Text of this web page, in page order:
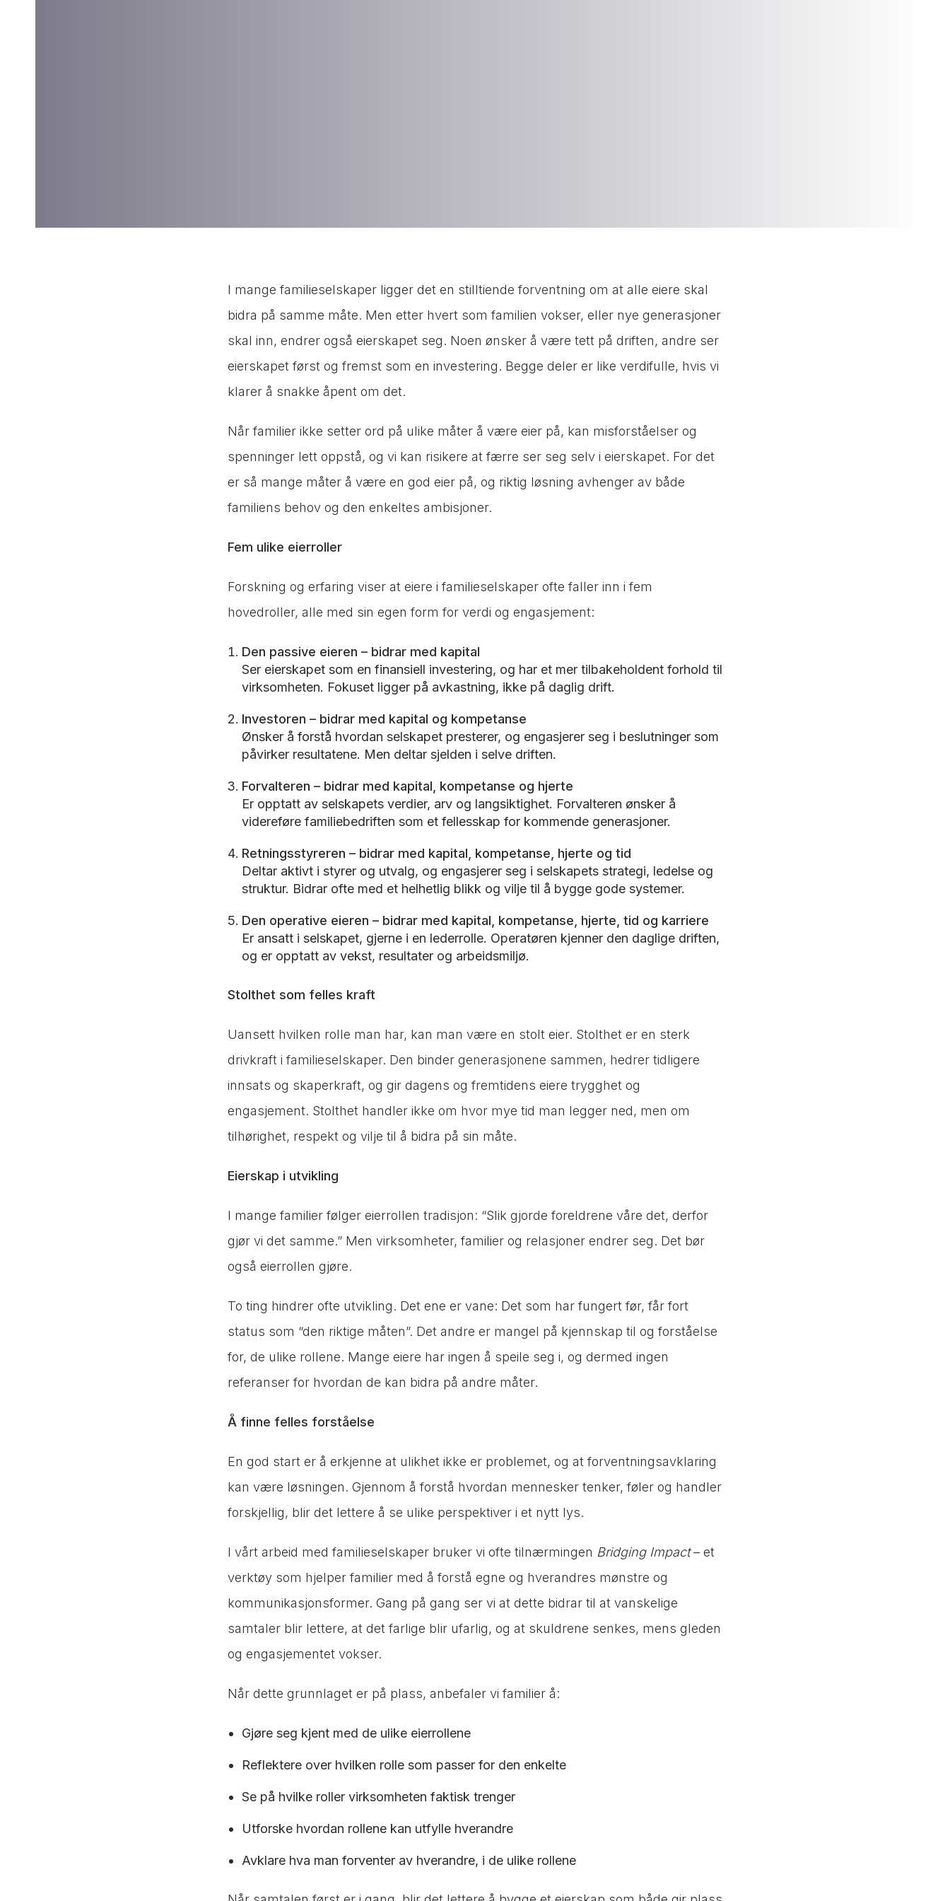
I mange familieselskaper ligger det en stilltiende forventning om at alle eiere skal
bidra på samme måte. Men etter hvert som familien vokser, eller nye generasjoner
skal inn, endrer også eierskapet seg. Noen ønsker å være tett på driften, andre ser
eierskapet først og fremst som en investering. Begge deler er like verdifulle, hvis vi
klarer å snakke åpent om det.
Når familier ikke setter ord på ulike måter å være eier på, kan misforståelser og
spenninger lett oppstå, og vi kan risikere at færre ser seg selv i eierskapet. For det
er så mange måter å være en god eier på, og riktig løsning avhenger av både
familiens behov og den enkeltes ambisjoner.
Fem ulike eierroller
Forskning og erfaring viser at eiere i familieselskaper ofte faller inn i fem
hovedroller, alle med sin egen form for verdi og engasjement:
Den passive eieren – bidrar med kapital
Ser eierskapet som en finansiell investering, og har et mer tilbakeholdent forhold til
virksomheten. Fokuset ligger på avkastning, ikke på daglig drift.
Investoren – bidrar med kapital og kompetanse
Ønsker å forstå hvordan selskapet presterer, og engasjerer seg i beslutninger som
påvirker resultatene. Men deltar sjelden i selve driften.
Forvalteren – bidrar med kapital, kompetanse og hjerte
Er opptatt av selskapets verdier, arv og langsiktighet. Forvalteren ønsker å
videreføre familiebedriften som et fellesskap for kommende generasjoner.
Retningsstyreren – bidrar med kapital, kompetanse, hjerte og tid
Deltar aktivt i styrer og utvalg, og engasjerer seg i selskapets strategi, ledelse og
struktur. Bidrar ofte med et helhetlig blikk og vilje til å bygge gode systemer.
Den operative eieren – bidrar med kapital, kompetanse, hjerte, tid og karriere
Er ansatt i selskapet, gjerne i en lederrolle. Operatøren kjenner den daglige driften,
og er opptatt av vekst, resultater og arbeidsmiljø.
Stolthet som felles kraft
Uansett hvilken rolle man har, kan man være en stolt eier. Stolthet er en sterk
drivkraft i familieselskaper. Den binder generasjonene sammen, hedrer tidligere
innsats og skaperkraft, og gir dagens og fremtidens eiere trygghet og
engasjement. Stolthet handler ikke om hvor mye tid man legger ned, men om
tilhørighet, respekt og vilje til å bidra på sin måte.
Eierskap i utvikling
I mange familier følger eierrollen tradisjon: “Slik gjorde foreldrene våre det, derfor
gjør vi det samme.” Men virksomheter, familier og relasjoner endrer seg. Det bør
også eierrollen gjøre.
To ting hindrer ofte utvikling. Det ene er vane: Det som har fungert før, får fort
status som “den riktige måten”. Det andre er mangel på kjennskap til og forståelse
for, de ulike rollene. Mange eiere har ingen å speile seg i, og dermed ingen
referanser for hvordan de kan bidra på andre måter.
Å finne felles forståelse
En god start er å erkjenne at ulikhet ikke er problemet, og at forventningsavklaring
kan være løsningen. Gjennom å forstå hvordan mennesker tenker, føler og handler
forskjellig, blir det lettere å se ulike perspektiver i et nytt lys.
I vårt arbeid med familieselskaper bruker vi ofte tilnærmingen Bridging Impact– et
verktøy som hjelper familier med å forstå egne og hverandres mønstre og
kommunikasjonsformer. Gang på gang ser vi at dette bidrar til at vanskelige
samtaler blir lettere, at det farlige blir ufarlig, og at skuldrene senkes, mens gleden
og engasjementet vokser.
Når dette grunnlaget er på plass, anbefaler vi familier å:
Gjøre seg kjent med de ulike eierrollene
Reflektere over hvilken rolle som passer for den enkelte
Se på hvilke roller virksomheten faktisk trenger
Utforske hvordan rollene kan utfylle hverandre
Avklare hva man forventer av hverandre, i de ulike rollene